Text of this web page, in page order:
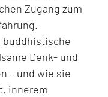
Zugang zum
buddhistische
Denk- und
– und wie sie
innerem